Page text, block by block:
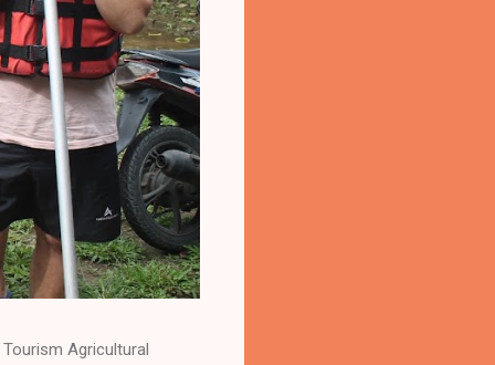
Agricultural